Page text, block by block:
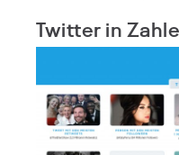
Twitter in